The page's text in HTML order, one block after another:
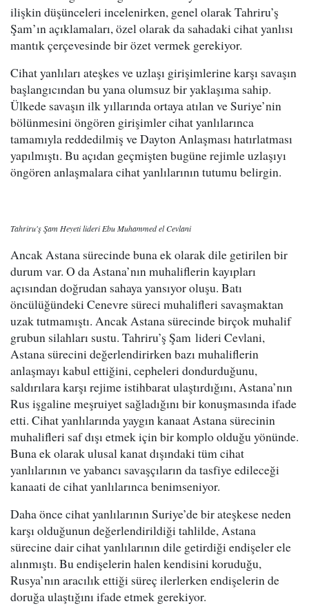
ilişkin düşünceleri incelenirken, genel olarak Tahriru’ş
Şam’ın açıklamaları, özel olarak da sahadaki cihat yanlısı
mantık çerçevesinde bir özet vermek gerekiyor.
Cihat yanlıları ateşkes ve uzlaşı girişimlerine karşı savaşın
başlangıcından bu yana olumsuz bir yaklaşıma sahip.
Ülkede savaşın ilk yıllarında ortaya atılan ve Suriye’nin
bölünmesini öngören girişimler cihat yanlılarınca
tamamıyla reddedilmiş ve Dayton Anlaşması hatırlatması
yapılmıştı. Bu açıdan geçmişten bugüne rejimle uzlaşıyı
öngören anlaşmalara cihat yanlılarının tutumu belirgin.
Tahriru'ş Şam Heyeti lideri Ebu Muhammed el Cevlani
Ancak Astana sürecinde buna ek olarak dile getirilen bir
durum var. O da Astana’nın muhaliflerin kayıpları
açısından doğrudan sahaya yansıyor oluşu. Batı
öncülüğündeki Cenevre süreci muhalifleri savaşmaktan
uzak tutmamıştı. Ancak Astana sürecinde birçok muhalif
grubun silahları sustu. Tahriru’ş Şam lideri Cevlani,
Astana sürecini değerlendirirken bazı muhaliflerin
anlaşmayı kabul ettiğini, cepheleri dondurduğunu,
saldırılara karşı rejime istihbarat ulaştırdığını, Astana’nın
Rus işgaline meşruiyet sağladığını bir konuşmasında ifade
etti. Cihat yanlılarında yaygın kanaat Astana sürecinin
muhalifleri saf dışı etmek için bir komplo olduğu yönünde.
Buna ek olarak ulusal kanat dışındaki tüm cihat
yanlılarının ve yabancı savaşçıların da tasfiye edileceği
kanaati de cihat yanlılarınca benimseniyor.
Daha önce cihat yanlılarının Suriye’de bir ateşkese neden
karşı olduğunun değerlendirildiği tahlilde, Astana
sürecine dair cihat yanlılarının dile getirdiği endişeler ele
alınmıştı. Bu endişelerin halen kendisini koruduğu,
Rusya’nın aracılık ettiği süreç ilerlerken endişelerin de
doruğa ulaştığını ifade etmek gerekiyor.